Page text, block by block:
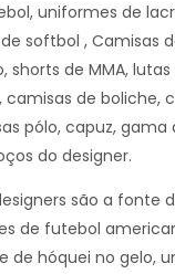
uniformes de
softbol , Camisas
shorts de MMA,
de boliche,
pólo, capuz, gama
do designer.
são a fonte
de futebol
de hóquei no gelo,